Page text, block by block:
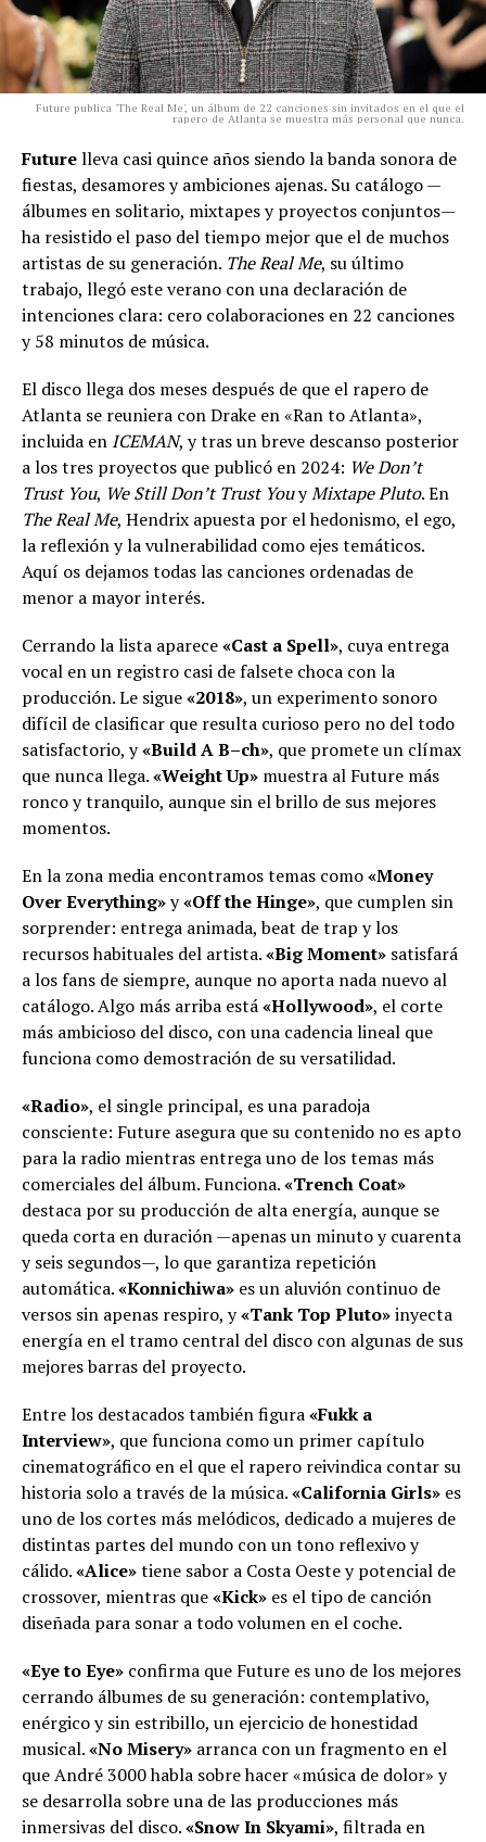
Future publica 'The Real Me', un álbum de 22 canciones sin invitados en el que el
rapero de Atlanta se muestra más personal que nunca.
Futurelleva casi quince años siendo la banda sonora de
fiestas, desamores y ambiciones ajenas. Su catálogo —
álbumes en solitario, mixtapes y proyectos conjuntos—
ha resistido el paso del tiempo mejor que el de muchos
artistas de su generación. The Real Me, su último
trabajo, llegó este verano con una declaración de
intenciones clara: cero colaboraciones en 22 canciones
y 58 minutos de música.
El disco llega dos meses después de que el rapero de
Atlanta se reuniera con Drake en «Ran to Atlanta»,
incluida en ICEMAN, y tras un breve descanso posterior
a los tres proyectos que publicó en 2024: We Don’t
Trust You, We Still Don’t Trust YouyMixtape Pluto. En
The Real Me, Hendrix apuesta por el hedonismo, el ego,
la reflexión y la vulnerabilidad como ejes temáticos.
Aquí os dejamos todas las canciones ordenadas de
menor a mayor interés.
Cerrando la lista aparece«Cast a Spell», cuya entrega
vocal en un registro casi de falsete choca con la
producción. Le sigue«2018», un experimento sonoro
difícil de clasificar que resulta curioso pero no del todo
satisfactorio, y«Build A B–ch», que promete un clímax
que nunca llega.«Weight Up» muestra al Future más
ronco y tranquilo, aunque sin el brillo de sus mejores
momentos.
En la zona media encontramos temas como«Money
Over Everything»y«Off the Hinge», que cumplen sin
sorprender: entrega animada, beat de trap y los
recursos habituales del artista.«Big Moment» satisfará
a los fans de siempre, aunque no aporta nada nuevo al
catálogo. Algo más arriba está«Hollywood», el corte
más ambicioso del disco, con una cadencia lineal que
funciona como demostración de su versatilidad.
«Radio», el single principal, es una paradoja
consciente: Future asegura que su contenido no es apto
para la radio mientras entrega uno de los temas más
comerciales del álbum. Funciona.«Trench Coat»
destaca por su producción de alta energía, aunque se
queda corta en duración —apenas un minuto y cuarenta
y seis segundos—, lo que garantiza repetición
automática.«Konnichiwa» es un aluvión continuo de
versos sin apenas respiro, y«Tank Top Pluto»inyecta
energía en el tramo central del disco con algunas de sus
mejores barras del proyecto.
Entre los destacados también figura«Fukk a
Interview», que funciona como un primer capítulo
cinematográfico en el que el rapero reivindica contar su
historia solo a través de la música.«California Girls» es
uno de los cortes más melódicos, dedicado a mujeres de
distintas partes del mundo con un tono reflexivo y
cálido.«Alice»tiene sabor a Costa Oeste y potencial de
crossover, mientras que«Kick» es el tipo de canción
diseñada para sonar a todo volumen en el coche.
«Eye to Eye» confirma que Future es uno de los mejores
cerrando álbumes de su generación: contemplativo,
enérgico y sin estribillo, un ejercicio de honestidad
musical.«No Misery» arranca con un fragmento en el
que André 3000 habla sobre hacer «música de dolor» y
se desarrolla sobre una de las producciones más
inmersivas del disco.«Snow In Skyami», filtrada en